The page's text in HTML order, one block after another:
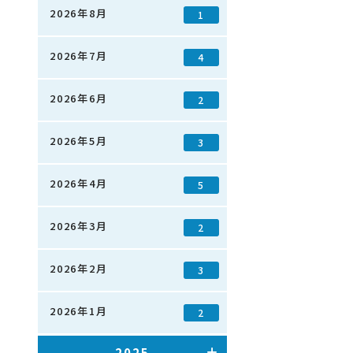
2026年8月 1
2026年7月 4
2026年6月 2
2026年5月 3
2026年4月 5
2026年3月 2
2026年2月 3
2026年1月 2